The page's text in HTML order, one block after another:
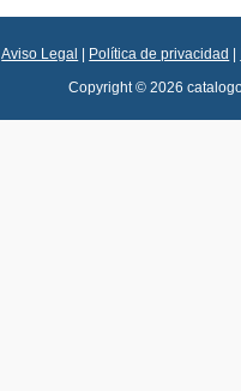
Aviso Legal Política de privacidad
Copyright © 2026